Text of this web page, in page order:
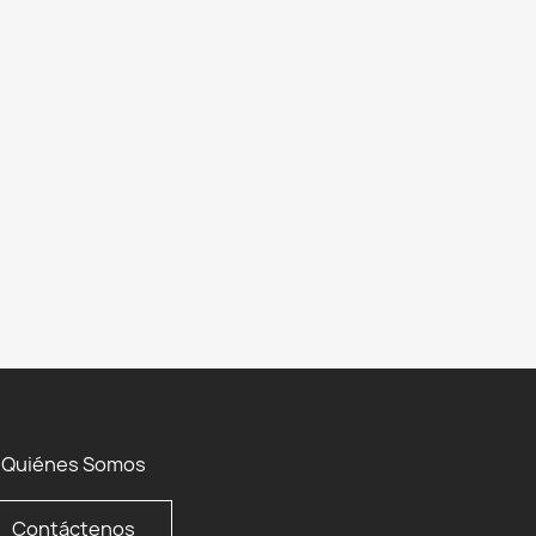
Quiénes Somos
Contáctenos